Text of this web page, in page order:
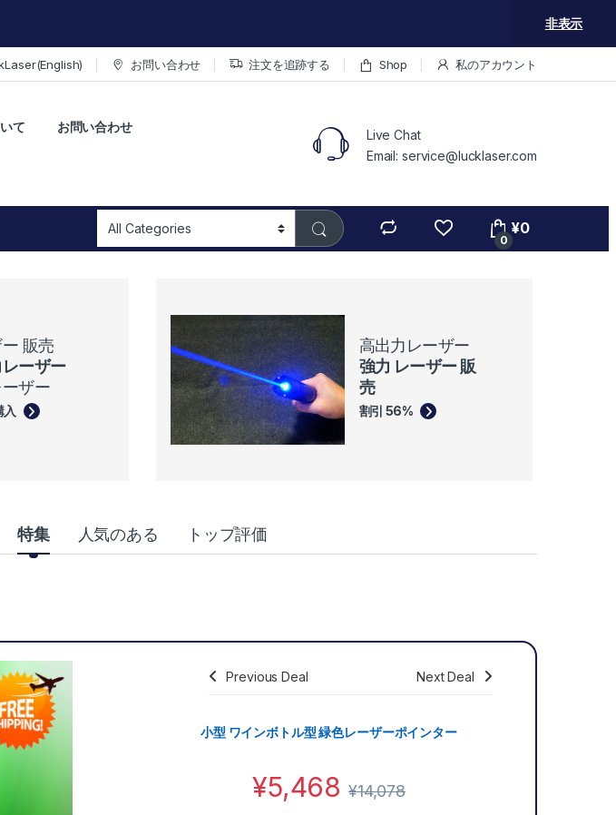
非表示
お問い合わせ 注文を追跡する Shop 私のアカウント
て お問い合わせ
Live Chat
Email: service@lucklaser.com
0
¥0
販売
ーザー
ザー
入
高出力レーザー
強力 レーザー 販
売
割引 56%
特集 人気のある トップ評価
Previous Deal Next Deal
小型 ワインボトル型 緑色レーザーポインター
¥5,468 ¥14,078